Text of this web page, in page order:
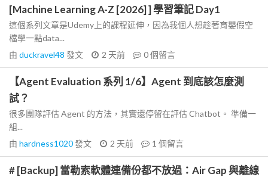
[Machine Learning A-Z [2026] ] 學習筆記 Day1
這個系列文章是Udemy上的課程延伸，因為我個人想趁著育嬰假空
檔學一點data...
由 duckravel48 發文 2 天前 0個留言
【Agent Evaluation 系列 1/6】Agent 到底該怎麼測
試？
很多團隊評估 Agent 的方法，其實還停留在評估 Chatbot。 準備一
組...
由 hardness1020發文 2 天前 1 個留言
# [Backup] 當勒索軟體連備份都不放過：Air Gap 與離線